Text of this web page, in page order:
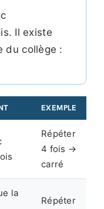
Il existe
du collège :
EXEMPLE
Répéter
4 fois →
carré
la
Répéter